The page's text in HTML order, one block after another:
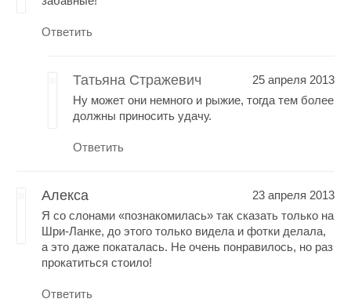
Ответить
Татьяна Стражевич
25 апреля 2013
Ну может они немного и рыжие, тогда тем более
должны приносить удачу.
Ответить
Алекса
23 апреля 2013
Я со слонами «познакомилась» так сказать только на
Шри-Ланке, до этого только видела и фотки делала,
а это даже покаталась. Не очень понравилось, но раз
прокатиться стоило!
Ответить